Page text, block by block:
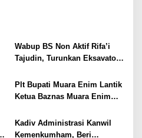
Wabup BS Non Aktif Rifa’i
Tajudin, Turunkan Eksavator
Plt Bupati Muara Enim Lantik
Ketua Baznas Muara Enim
ASN Wajib Berinfak
Kadiv Administrasi Kanwil
Kemenkumham, Beri